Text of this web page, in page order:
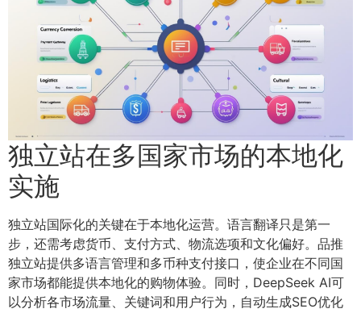
独立站在多国家市场的本地化
实施
独立站国际化的关键在于本地化运营。语言翻译只是第一
步，还需考虑货币、支付方式、物流选项和文化偏好。品推
独立站提供多语言管理和多币种支付接口，使企业在不同国
家市场都能提供本地化的购物体验。同时，DeepSeek AI可
以分析各市场流量、关键词和用户行为，自动生成SEO优化